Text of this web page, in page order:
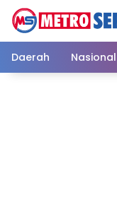
Daerah Nasional